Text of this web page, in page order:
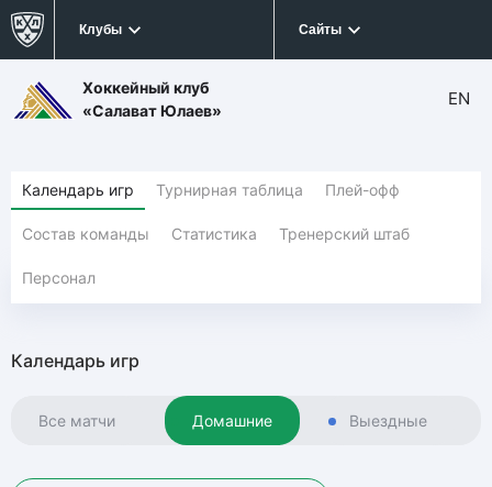
Клубы Сайты
Хоккейный клуб
«Салават Юлаев»
EN
Календарь игр Турнирная таблица Плей-офф
Состав команды Статистика Тренерский штаб
Персонал
Календарь игр
Все матчи Домашние Выездные